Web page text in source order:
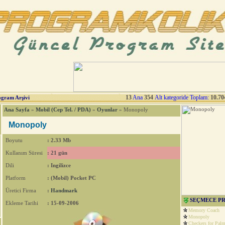
Arşivi 13Ana 354 Alt kategoride Toplam:
Ana Sayfa » Mobil (Cep Tel. / PDA) » Oyunlar » Monopoly
Monopoly
Boyutu : 2.33 Mb
Kullanım Süresi : 21 gün
Dili : Ingilizce
Platform : (Mobil) Pocket PC
Üretici Firma : Handmark
Ekleme Tarihi : 15-09-2006 SEÇMECE
Memory Coach
Monopoly
Checkers for